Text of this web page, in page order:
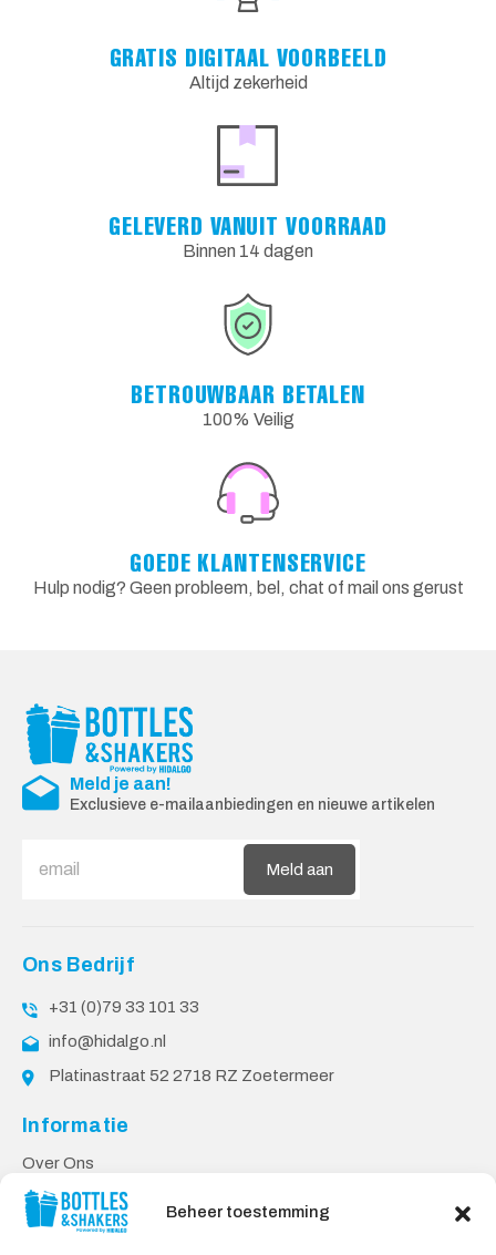
Beheer toestemming
GRATIS DIGITAAL VOORBEELD
Altijd zekerheid
GELEVERD VANUIT VOORRAAD
Binnen 14 dagen
BETROUWBAAR BETALEN
100% Veilig
GOEDE KLANTENSERVICE
Hulp nodig? Geen probleem, bel, chat of mail ons gerust
Meld je aan!
Exclusieve e-mailaanbiedingen en nieuwe artikelen
Meld aan
Ons Bedrijf
+31 (0)79 33 101 33
info@hidalgo.nl
Platinastraat 52 2718 RZ Zoetermeer
Informatie
Over Ons
PPP Voorwaarden
Klantenservice